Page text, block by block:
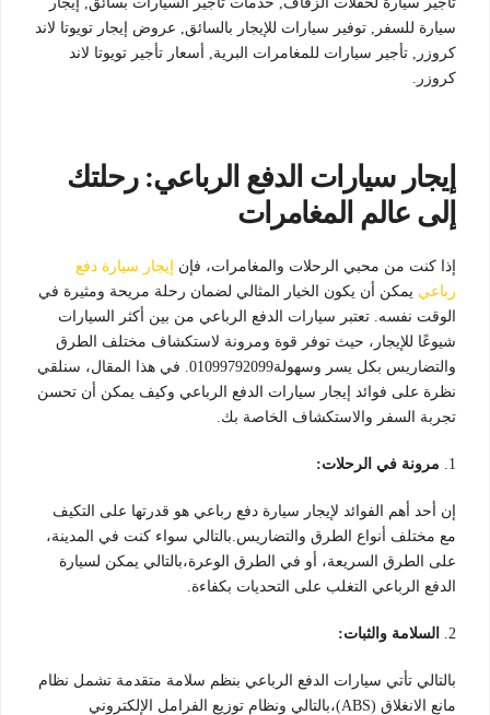
سيارة للسفر, توفير سيارات للإيجار بالسائق, عروض إيجار تويوتا لاند
كروزر, تأجير سيارات للمغامرات البرية, أسعار تأجير تويوتا لاند
كروزر.
إيجار سيارات الدفع الرباعي: رحلتك
إلى عالم المغامرات
إذا كنت من محبي الرحلات والمغامرات، فإن إيجار سيارة دفع
رباعي يمكن أن يكون الخيار المثالي لضمان رحلة مريحة ومثيرة في
الوقت نفسه. تعتبر سيارات الدفع الرباعي من بين أكثر السيارات
شيوعًا للإيجار، حيث توفر قوة ومرونة لاستكشاف مختلف الطرق
والتضاريس بكل يسر وسهولة01099792099. في هذا المقال، سنلقي
نظرة على فوائد إيجار سيارات الدفع الرباعي وكيف يمكن أن تحسن
تجربة السفر والاستكشاف الخاصة بك.
1. مرونة في الرحلات:
إن أحد أهم الفوائد لإيجار سيارة دفع رباعي هو قدرتها على التكيف
مع مختلف أنواع الطرق والتضاريس.بالتالي سواء كنت في المدينة،
على الطرق السريعة، أو في الطرق الوعرة،بالتالي يمكن لسيارة
الدفع الرباعي التغلب على التحديات بكفاءة.
2. السلامة والثبات:
بالتالي تأتي سيارات الدفع الرباعي بنظم سلامة متقدمة تشمل نظام
مانع الانغلاق (ABS)،بالتالي ونظام توزيع الفرامل الإلكتروني